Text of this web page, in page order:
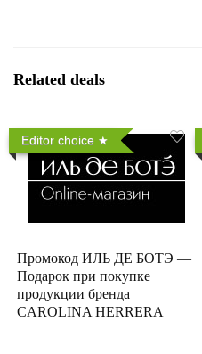
Related deals
Editor choice
Промокод ИЛЬ ДЕ БОТЭ —
Подарок при покупке
продукции бренда
CAROLINA HERRERA